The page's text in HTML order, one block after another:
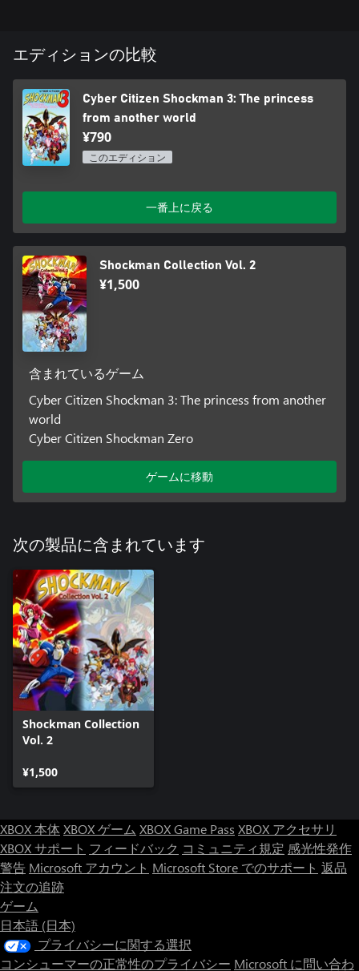
エディションの比較
Cyber Citizen Shockman 3: The princess
from another world
¥790
このエディション
一番上に戻る
Shockman Collection Vol. 2
¥1,500
含まれているゲーム
Cyber Citizen Shockman 3: The princess from another
world
Cyber Citizen Shockman Zero
ゲームに移動
次の製品に含まれています
Shockman Collection
Vol. 2
¥1,500
XBOX 本体XBOX ゲーム XBOX Game Pass XBOX アクセサリ
XBOX サポート フィードバック コミュニティ規定 感光性発作
警告 Microsoft アカウント Microsoft Store でのサポート 返品
注文の追跡
ゲーム
日本語 (日本)
プライバシーに関する選択
コンシューマーの正常性のプライバシー Microsoft に問い合わ